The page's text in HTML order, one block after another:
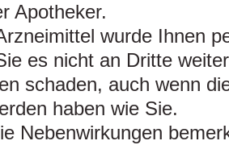
Apotheker.
wurde Ihnen
es nicht an Dritte
schaden, auch wenn
haben wie Sie.
Nebenwirkungen